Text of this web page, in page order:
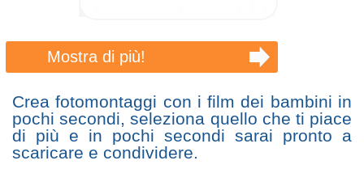
Mostra di più!
Crea fotomontaggi con i film dei bambini in
pochi secondi, seleziona quello che ti piace
di più e in pochi secondi sarai pronto a
scaricare e condividere.